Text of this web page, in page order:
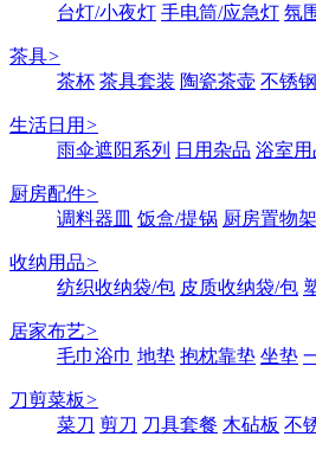
台灯/小夜灯 手电筒/应急灯 氛
茶具>
茶杯 茶具套装 陶瓷茶壶 不锈
生活日用 >
雨伞遮阳系列
日用杂品 浴室用
厨房配件>
调料器皿 饭盒/提锅 厨房置物架
收纳用品>
纺织收纳袋/包 皮质收纳袋/包
居家布艺>
毛巾浴巾 地垫 抱枕靠垫 坐垫
刀剪菜板>
菜刀 剪刀 刀具套餐 木砧板 不